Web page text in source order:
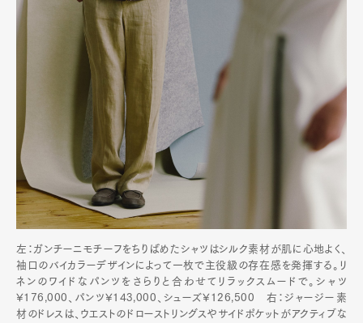
左：ガンチーニモチーフをちりばめたシャツはシルク素材が肌に心地よく、
袖口のバイカラーデザインによって一枚で主役級の存在感を発揮する。リ
ネンのワイドなパンツをさらりと合わせてリラックスムードで。シャツ
¥176,000、パンツ¥143,000、シューズ¥126,500 右：ジャージー素
材のドレスは、ウエストのドローストリングスやサイドポケットがアクティブな